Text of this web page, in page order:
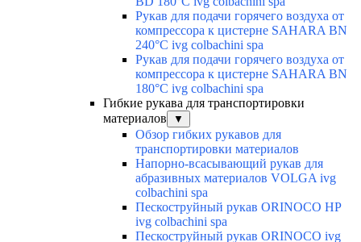
Рукав для подачи горячего воздуха от
компрессора к цистерне SAHARA BN
240°C ivg colbachini spa
Рукав для подачи горячего воздуха от
компрессора к цистерне SAHARA BN
180°C ivg colbachini spa
Гибкие рукава для транспортировки
материалов
▼
Обзор гибких рукавов для
транспортировки материалов
Напорно-всасывающий рукав для
абразивных материалов VOLGA ivg
colbachini spa
Пескоструйный рукав ORINOCO HP
ivg colbachini spa
Пескоструйный рукав ORINOCO ivg